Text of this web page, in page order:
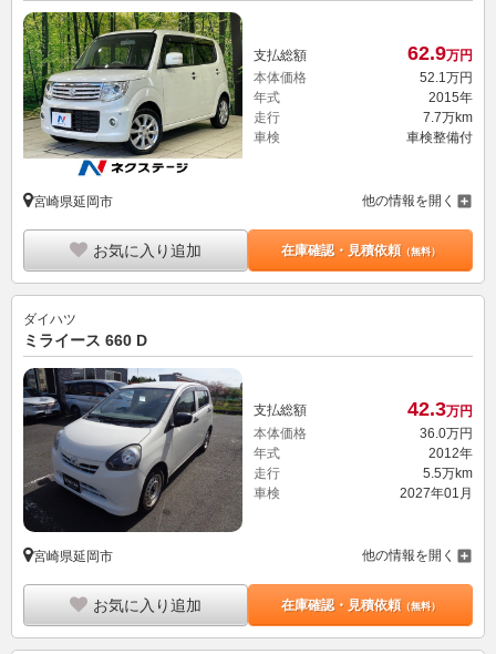
支払総額 62.9万円
本体価格
52.1万円
年式
2015年
走行
7.7万km
車検
車検整備付
宮崎県延岡市 他の情報を開く
お気に入り追加 在庫確認・見積依頼（無料）
ダイハツ
ミライース 660 D
支払総額 42.3万円
本体価格
36. 0万円
年式
2012年
走行
5.5万km
車検
2027年01月
宮崎県延岡市 他の情報を開く
お気に入り追加 在庫確認・見積依頼（無料）